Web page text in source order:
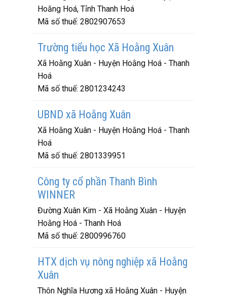
Hoằng Hoá, Tỉnh Thanh Hoá
Mã số thuế: 2802907653
Trường tiểu học Xã Hoằng Xuân
Xã Hoằng Xuân - Huyện Hoằng Hoá - Thanh
Hoá
Mã số thuế: 2801234243
UBND xã Hoằng Xuân
Xã Hoằng Xuân - Huyện Hoằng Hoá - Thanh
Hoá
Mã số thuế: 2801339951
Công ty cổ phần Thanh Bình
WINNER
Đường Xuân Kim - Xã Hoằng Xuân - Huyện
Hoằng Hoá - Thanh Hoá
Mã số thuế: 2800996760
HTX dịch vụ nông nghiệp xã Hoằng
Xuân
Thôn Nghĩa Hương xã Hoằng Xuân - Huyện